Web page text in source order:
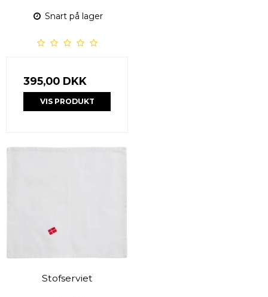
Snart på lager
395,00 DKK
VIS PRODUKT
Stofserviet